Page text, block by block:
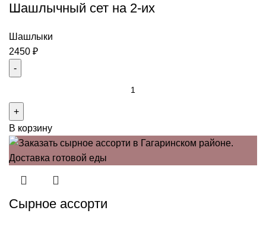
4Шашлычный сет на 2-их
Шашлыки
2450 ₽
Шашлычный
сет
на
2-
В корзину
Сырное ассорти